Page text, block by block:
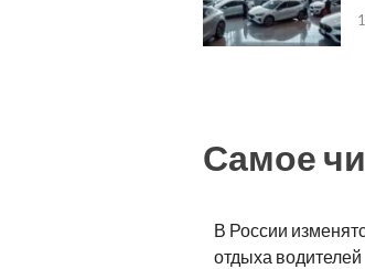
Самое
В России
отдыха водителей